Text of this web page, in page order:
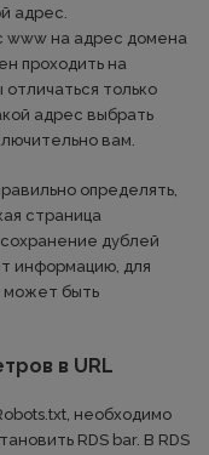
адрес.
www на адрес домена
проходить на
только
адрес выбрать
вам.
определять,
страница
дублей
информацию, для
может быть
в URL
необходимо
RDS bar. В RDS